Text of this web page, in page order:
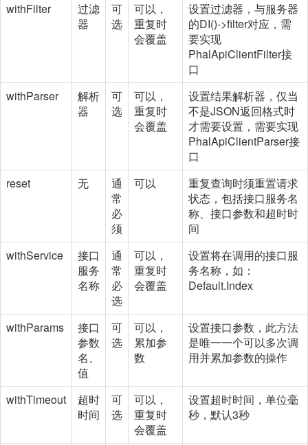
withFilter
过滤
器
可
选
可以，
重复时
会覆盖
设置过滤器，与服务器
的DI()->filter对应，需
要实现
PhalApiClientFilter接
口
withParser
解析
器
可
选
可以，
重复时
会覆盖
设置结果解析器，仅当
不是JSON返回格式时
才需要设置，需要实现
PhalApiClientParser接
口
reset
无
通
常
必
须
可以
重复查询时须重置请求
状态，包括接口服务名
称、接口参数和超时时
间
withService
接口
服务
名称
通
常
必
选
可以，
重复时
会覆盖
设置将在调用的接口服
务名称，如：
Default.Index
withParams
接口
参数
名、
值
可
选
可以，
累加参
数
设置接口参数，此方法
是唯一一个可以多次调
用并累加参数的操作
withTimeout
超时
时间
可
选
可以，
重复时
会覆盖
设置超时时间，单位毫
秒，默认3秒